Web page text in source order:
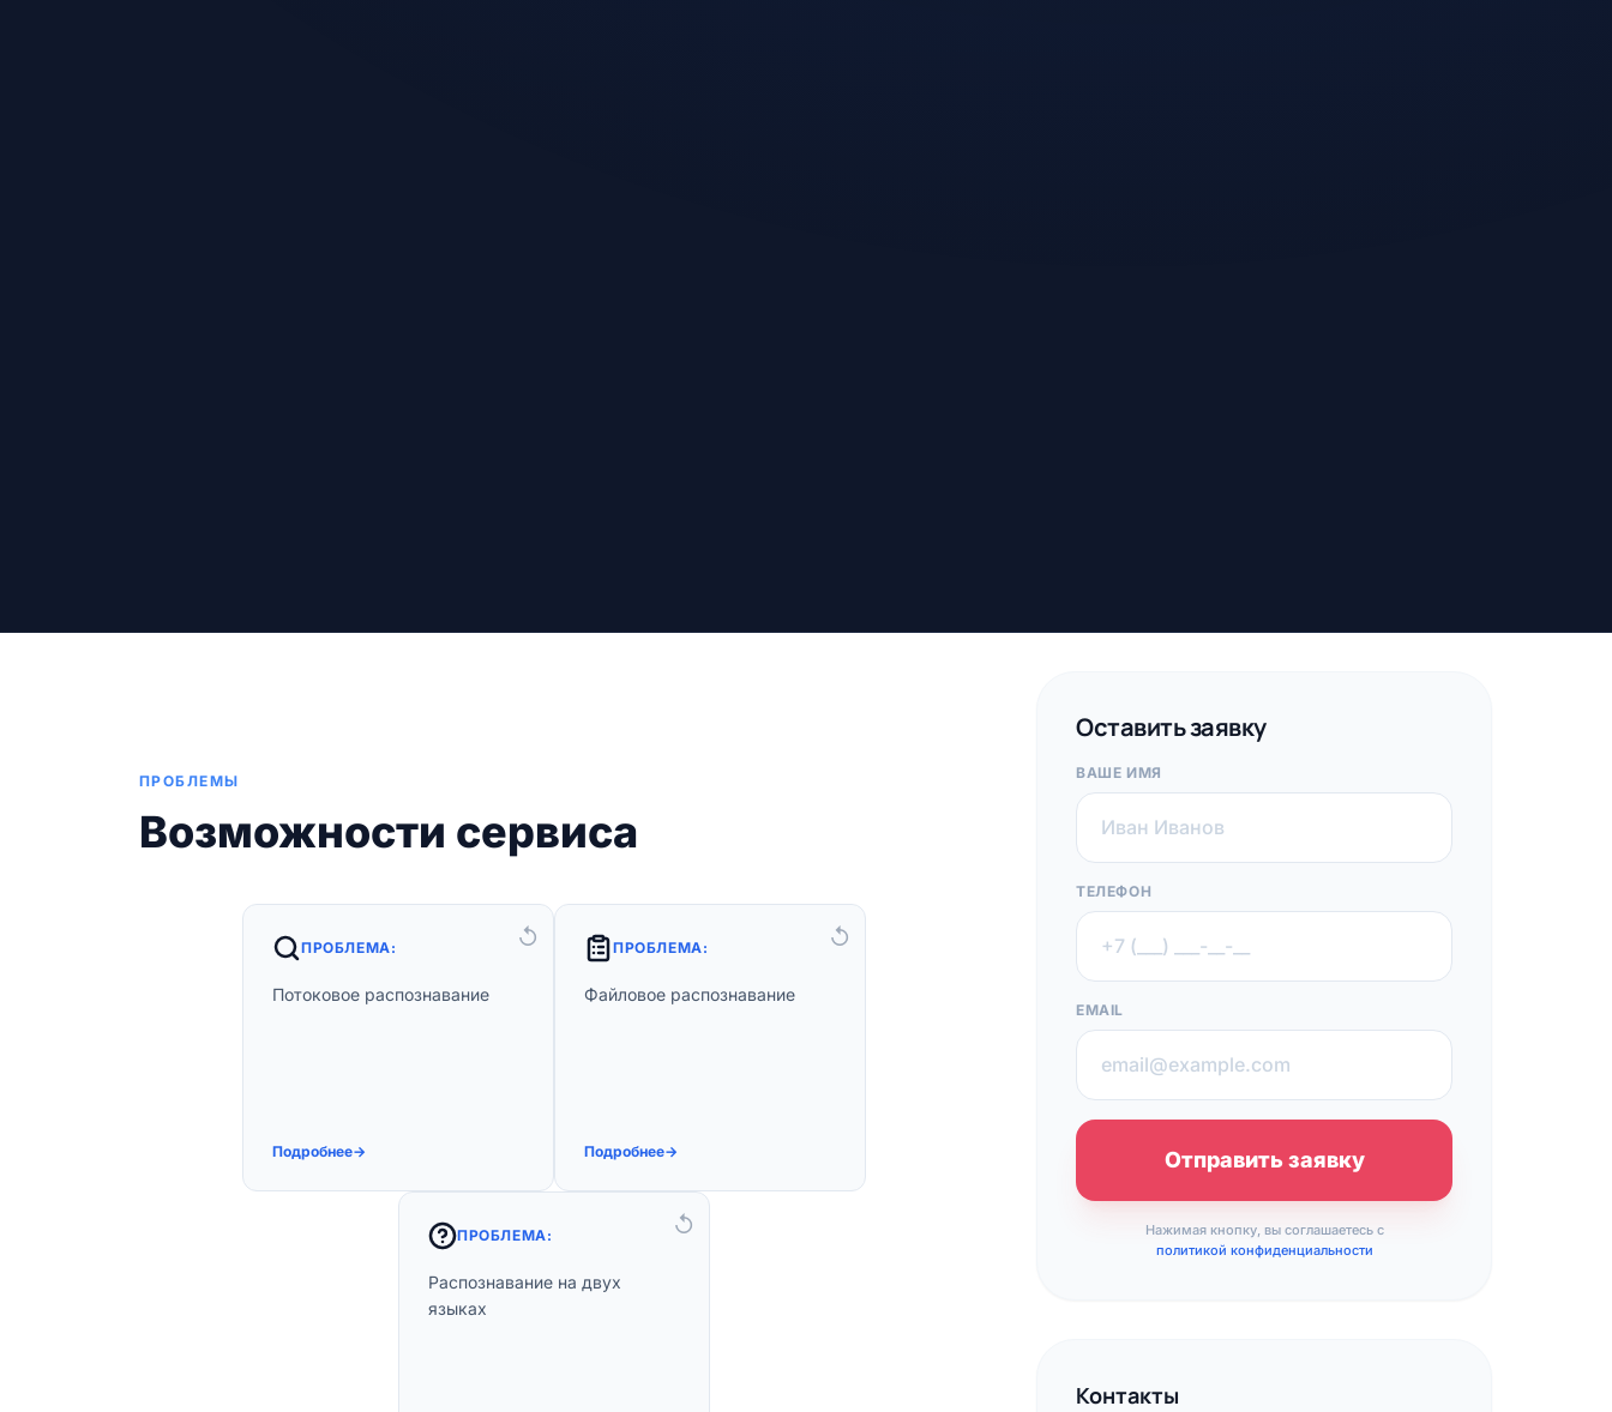
ПРОБЛЕМЫ
Возможности сервиса
ПРОБЛЕМА:
Потоковое распознавание
Подробнее→
↺ ПРОБЛЕМА:
Файловое распознавание
Подробнее→
↺
Решение:
ПРОБЛЕМА:
Распознавание на двух
языках
↺
Оставить заявку
ВАШЕ ИМЯ
ТЕЛЕФОН
EMAIL
Отправить заявку
Нажимая кнопку, вы соглашаетесь с
политикой конфиденциальности
Контакты